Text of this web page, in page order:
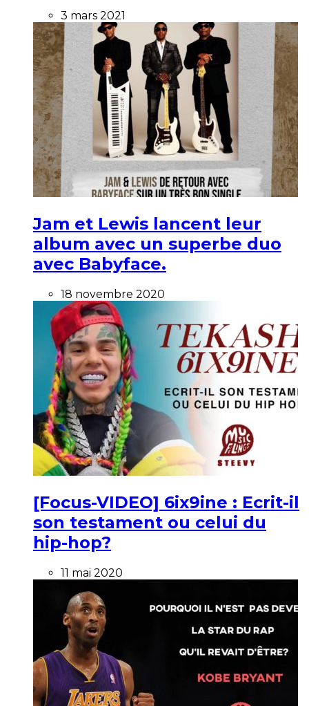
3 mars 2021
Jam et Lewis lancent leur
album avec un superbe duo
avec Babyface.
18 novembre 2020
[Focus-VIDEO] 6ix9ine : Ecrit-il
son testament ou celui du
hip-hop?
11 mai 2020